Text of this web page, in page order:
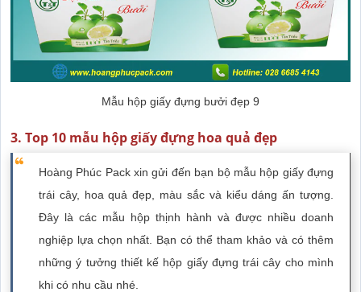
Mẫu hộp giấy đựng bưởi đẹp 9
3. Top 10 mẫu hộp giấy đựng hoa quả đẹp
Hoàng Phúc Pack xin gửi đến bạn bộ mẫu hộp giấy đựng
trái cây, hoa quả đẹp, màu sắc và kiểu dáng ấn tượng.
Đây là các mẫu hộp thịnh hành và được nhiều doanh
nghiệp lựa chọn nhất. Bạn có thể tham khảo và có thêm
những ý tưởng thiết kế hộp giấy đựng trái cây cho mình
khi có nhu cầu nhé.